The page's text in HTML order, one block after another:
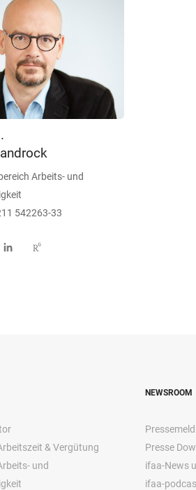
Arbeits- und
542263-33
& Vergütung
und
NEWSROOM
Presse
ifaa-News
ifaa-